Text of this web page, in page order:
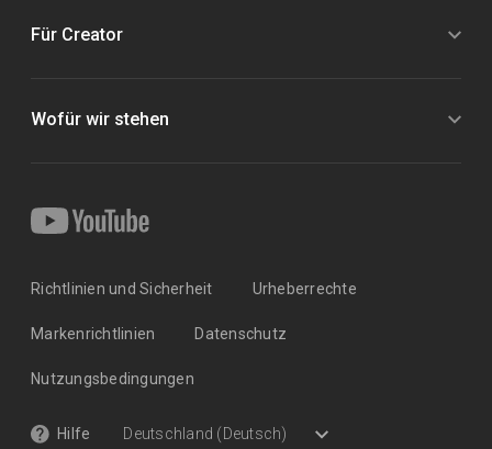
Für Creator
Wofür wir stehen
Richtlinien und Sicherheit Urheberrechte
Markenrichtlinien Datenschutz
Nutzungsbedingungen
Hilfe